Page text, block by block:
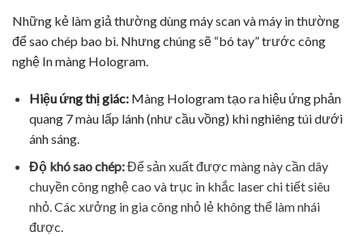
Những kẻ làm giả thường dùng máy scan và máy in thường
để sao chép bao bì. Nhưng chúng sẽ “bó tay” trước công
nghệ In màng Hologram.
Hiệu ứng thị giác:Màng Hologram tạo ra hiệu ứng phản
quang 7 màu lấp lánh (như cầu vồng) khi nghiêng túi dưới
ánh sáng.
Độ khó sao chép:Để sản xuất được màng này cần dây
chuyền công nghệ cao và trục in khắc laser chi tiết siêu
nhỏ. Các xưởng in gia công nhỏ lẻ không thể làm nhái
được.